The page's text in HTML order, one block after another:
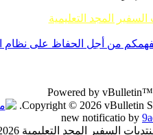
السفير المجد التعليمية
من أجل الحفاظ على نظام
Powered by vBulletin™
Copyright © 2026 vBulletin
new notificatio by
السفير المجد التعليمية 2026